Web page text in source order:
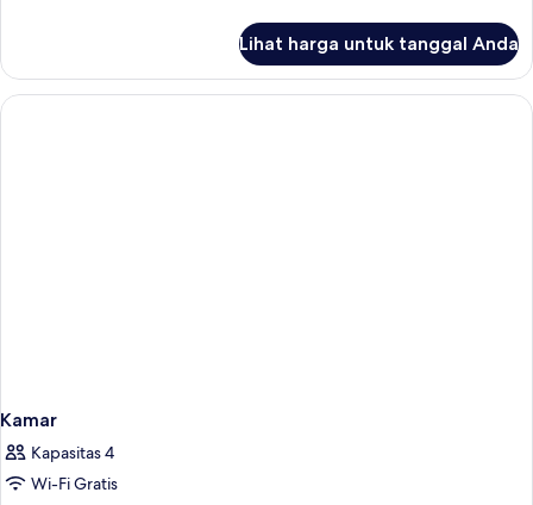
TWIN/DOUBLE
ROOM
SEA
Lihat harga untuk tanggal Anda
Kamar
Kapasitas 4
Wi-Fi Gratis